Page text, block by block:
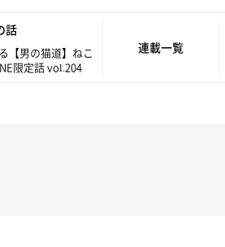
話
【男の猫道】ねこ
限定話 vol.204
連載一覧